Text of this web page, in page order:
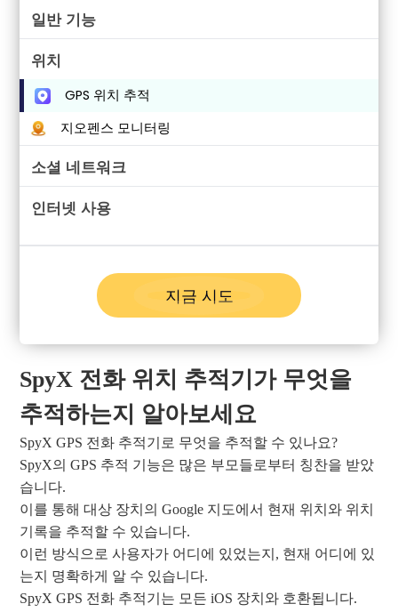
일반 기능
위치
GPS 위치 추적
지오펜스 모니터링
소셜 네트워크
인터넷 사용
지금 시도
SpyX 전화 위치 추적기가 무엇을
추적하는지 알아보세요
SpyX GPS 전화 추적기로 무엇을 추적할 수 있나요?
SpyX의 GPS 추적 기능은 많은 부모들로부터 칭찬을 받았
습니다.
이를 통해 대상 장치의 Google 지도에서 현재 위치와 위치
기록을 추적할 수 있습니다.
이런 방식으로 사용자가 어디에 있었는지, 현재 어디에 있
는지 명확하게 알 수 있습니다.
SpyX GPS 전화 추적기는 모든 iOS 장치와 호환됩니다.